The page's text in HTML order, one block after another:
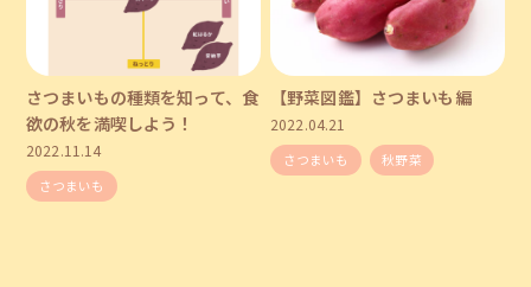
さつまいもの種類を知って、食
欲の秋を満喫しよう！
2022.11.14
さつまいも
【野菜図鑑】さつまいも編
2022.04.21
さつまいも 秋野菜